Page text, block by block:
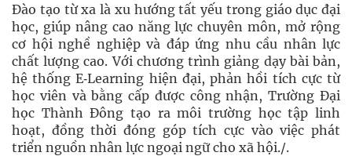
Đào tạo từ xa là xu hướng tất yếu trong giáo dục đại
học, giúp nâng cao năng lực chuyên môn, mở rộng
cơ hội nghề nghiệp và đáp ứng nhu cầu nhân lực
chất lượng cao. Với chương trình giảng dạy bài bản,
hệ thống E‑Learning hiện đại, phản hồi tích cực từ
học viên và bằng cấp được công nhận, Trường Đại
học Thành Đông tạo ra môi trường học tập linh
hoạt, đồng thời đóng góp tích cực vào việc phát
triển nguồn nhân lực ngoại ngữ cho xã hội./.